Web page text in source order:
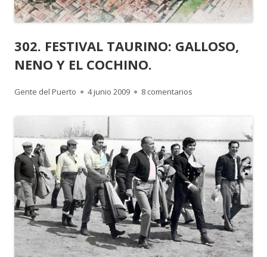
302. FESTIVAL TAURINO: GALLOSO,
NENO Y EL COCHINO.
Autor
Gente del Puerto
Publicado
4 junio 2009 8 comentarios